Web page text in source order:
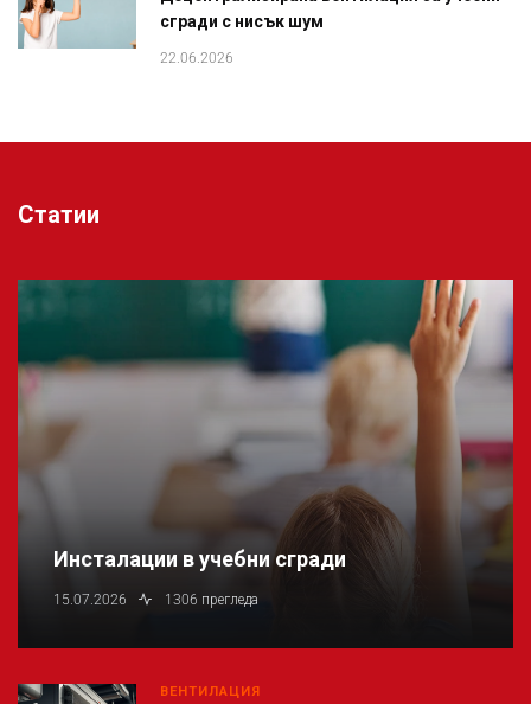
сгради с нисък шум
22.06.2026
Статии
Инсталации в учебни сгради
15.07.2026 1306 прегледа
ВЕНТИЛАЦИЯ